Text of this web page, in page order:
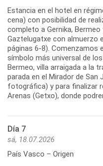
Estancia en el hotel en
cena) con posibilidad de
completo a Gernika, Bermeo
Gaztelugatxe con almuerzo
páginas 6-8). Comenzamos
símbolo más universal de
Bermeo, villa arraigada a la
parada en el Mirador de San
fotográfica) y para finalizar
Arenas (Getxo), donde
Día 7
sá, 18.07.2026
País Vasco – Origen